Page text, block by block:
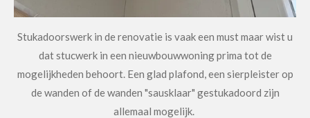
Stukadoorswerk in de renovatie is vaak een must maar wist u
dat stucwerk in een nieuwbouwwoning prima tot de
mogelijkheden behoort. Een glad plafond, een sierpleister op
de wanden of de wanden "sausklaar" gestukadoord zijn
allemaal mogelijk.